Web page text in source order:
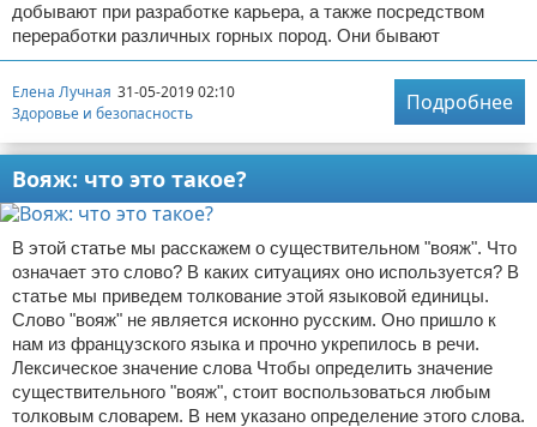
добывают при разработке карьера, а также посредством
переработки различных горных пород. Они бывают
Елена Лучная 31-05-2019 02:10
Здоровье и безопасность
Подробнее
Вояж: что это такое?
В этой статье мы расскажем о существительном "вояж". Что
означает это слово? В каких ситуациях оно используется? В
статье мы приведем толкование этой языковой единицы.
Слово "вояж" не является исконно русским. Оно пришло к
нам из французского языка и прочно укрепилось в речи.
Лексическое значение слова Чтобы определить значение
существительного "вояж", стоит воспользоваться любым
толковым словарем. В нем указано определение этого слова.